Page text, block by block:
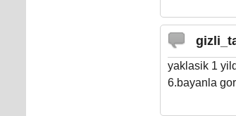
yaklasik 1
6.bayanla